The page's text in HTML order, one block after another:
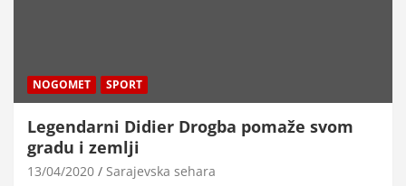
NOGOMET SPORT
Legendarni Didier Drogba pomaže svom
gradu i zemlji
13/04/2020 Sarajevska sehara